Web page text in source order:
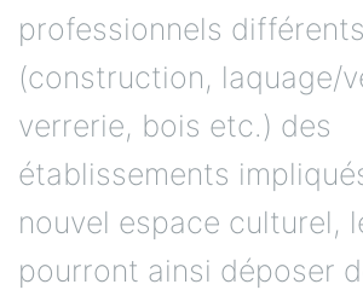
professionnels différents
(construction, laquage/
verrerie, bois etc.) des
établissements
nouvel espace culturel,
pourront ainsi déposer